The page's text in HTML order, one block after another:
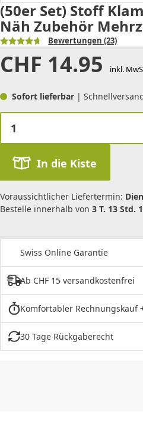
(50er Set) Stoff
Näh Zubehör
Bewertungen (23)
CHF 14.95 inkl.
Sofort lieferbar |
In die Kiste
Voraussichtlicher Liefertermin:
Bestelle innerhalb von 3 T. 13 Std.
Swiss Online Garantie
Ab CHF 15 versandkostenfrei
Komfortabler Rechnungskauf
30 Tage Rückgaberecht